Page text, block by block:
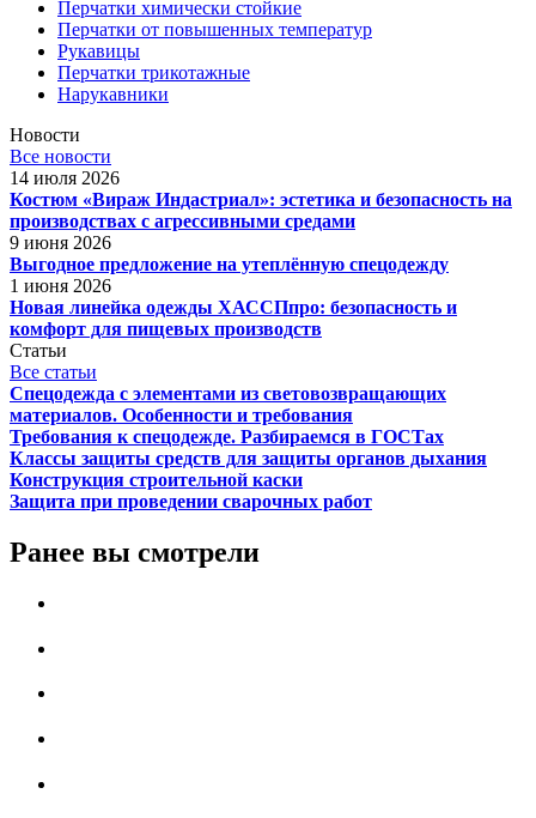
Перчатки химически стойкие
Перчатки от повышенных температур
Рукавицы
Перчатки трикотажные
Нарукавники
Новости
Все новости
14 июля 2026
Костюм «Вираж Индастриал»: эстетика и безопасность на
производствах с агрессивными средами
9 июня 2026
Выгодное предложение на утеплённую спецодежду
1 июня 2026
Новая линейка одежды ХАССПпро: безопасность и
комфорт для пищевых производств
Статьи
Все статьи
Спецодежда с элементами из световозвращающих
материалов. Особенности и требования
Требования к спецодежде. Разбираемся в ГОСТах
Классы защиты средств для защиты органов дыхания
Конструкция строительной каски
Защита при проведении сварочных работ
Ранее вы смотрели